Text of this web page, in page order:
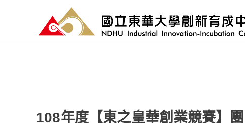
108年度【東之皇華創業競賽】